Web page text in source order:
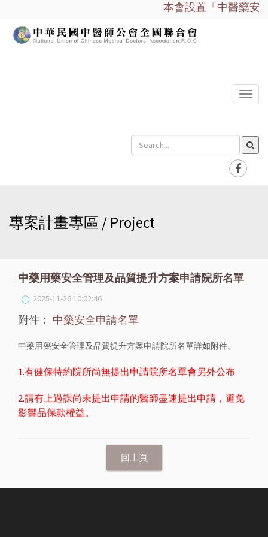
本會設置「中醫藥安
選
專案計畫專區 / Project
中藥用藥安全管理及品質提升方案申請院所名單
2025-11-26 10:02:46
附件： 中藥安全申請名單
中藥用藥安全管理及品質提升方案申請院所名單詳如附件。
1.有健保特約院所尚無提出申請院所名單會另外公布
2.請有上過課尚未提出申請的醫師盡速提出申請，避免
影響品保款權益。